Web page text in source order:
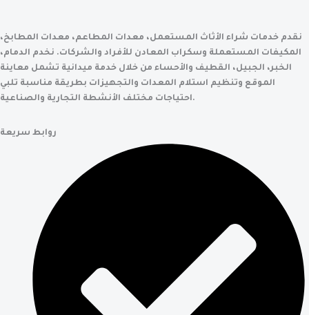
نقدم خدمات شراء الأثاث المستعمل، معدات المطاعم، معدات المطابخ،
المكيفات المستعملة وسكراب المعادن للأفراد والشركات. نخدم الدمام،
الخبر، الجبيل، القطيف والأحساء من خلال خدمة ميدانية تشمل معاينة
الموقع وتنظيم استلام المعدات والتجهيزات بطريقة مناسبة تلبي
احتياجات مختلف الأنشطة التجارية والصناعية.
روابط سريعة